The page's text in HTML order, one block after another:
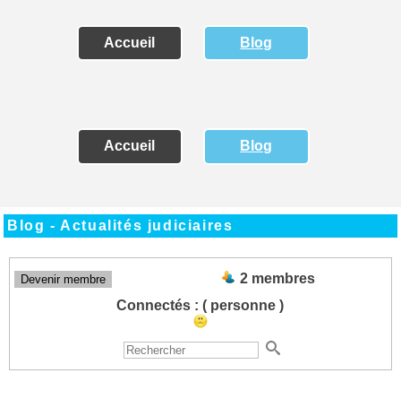
Accueil Blog
Accueil Blog
Blog - Actualités judiciaires
Devenir membre
2 membres
Connectés : ( personne )